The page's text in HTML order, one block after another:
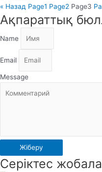
« Назад Page1 Page2 Page3
Ақпараттық
Name
Email
Message
Жіберу
Серіктес